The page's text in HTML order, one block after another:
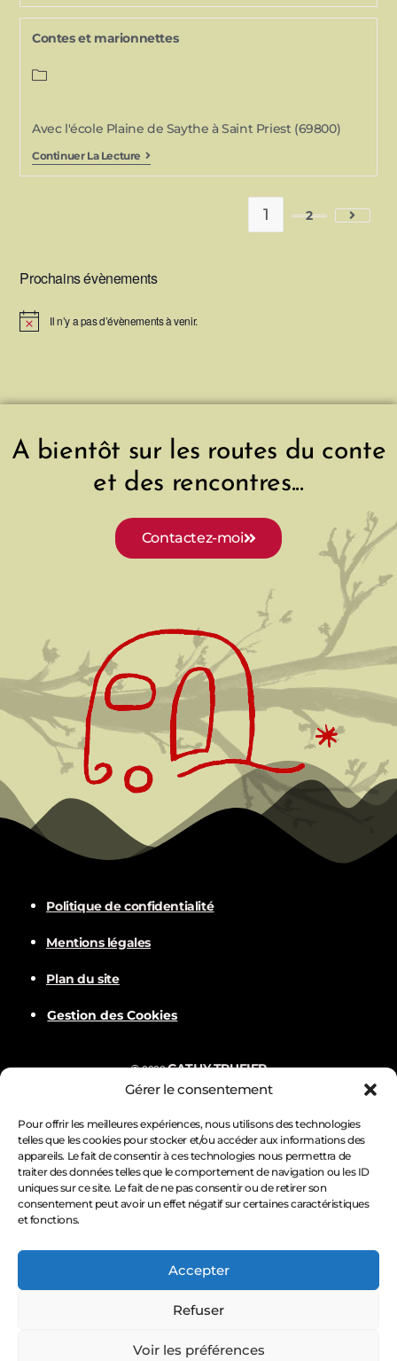
Gérer le consentement
Pour offrir les meilleures expériences, nous utilisons des technologies
telles que les cookies pour stocker et/ou accéder aux informations des
appareils. Le fait de consentir à ces technologies nous permettra de
traiter des données telles que le comportement de navigation ou les ID
uniques sur ce site. Le fait de ne pas consentir ou de retirer son
consentement peut avoir un effet négatif sur certaines caractéristiques
et fonctions.
Accepter
Refuser
Voir les préférences
Contes et marionnettes
Avec l'école Plaine de Saythe à Saint Priest (69800)
Continuer La Lecture
1 2
Prochains évènements
N
e
Il n’y a pas d’évènements à venir.
A bientôt sur les routes du conte
et des rencontres...
Contactez-moi
Politique de confidentialité
Mentions légales
Plan du site
Gestion des Cookies
©2022CATHY TRUFIER